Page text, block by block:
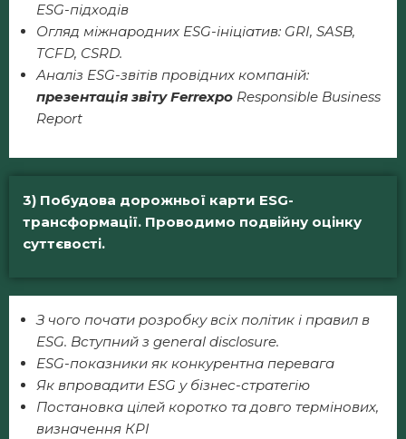
ESG-підходів
Огляд міжнародних ESG-ініціатив: GRI, SASB,
TCFD, CSRD.
Аналіз ESG-звітів провідних компаній:
презентація звітуFerrexpo Responsible Business
Report
3) Побудова дорожньої карти ESG-
трансформації. Проводимо подвійну оцінку
суттєвості.
З чого почати розробку всіх політик і правил в
ESG. Вступний з general disclosure.
ESG-показники як конкурентна перевага
Як впровадити ESG у бізнес-стратегію
Постановка цілей коротко та довго термінових,
визначення КРІ